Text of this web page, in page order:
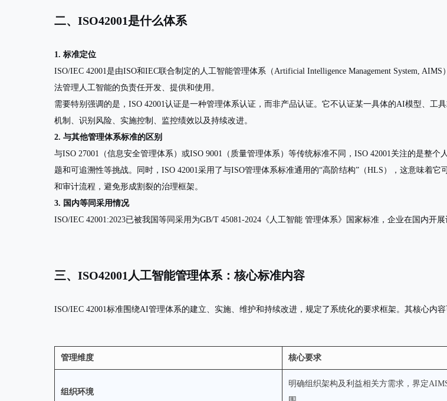
二、ISO42001是什么体系
1. 标准定位
ISO/IEC 42001是由ISO和IEC联合制定的 人工智能管理体系（Artificial Intelligence Management System, AIMS
法管理人工智能的负责任开发、提供和使用。
需要特别强调的是，ISO 42001认证是一种管理体系认证 ，而非产品认证。它不认证某一具体的AI模型、工
机制、识别风险、实施控制、监控绩效以及持续改进。
2. 与其他管理体系标准的区别
与ISO 27001（信息安全管理体系）或ISO 9001（质量管理体系）等传统标准不同，ISO 42001关注的是整
题和可追溯性等挑战。同时，ISO 42001采用了与ISO管理体系标准通用的“高阶结构”（HLS），这意味着
和审计流程，避免形成割裂的治理框架。
3. 国内等同采用情况
ISO/IEC 42001:2023已被我国等同采用为GB/T 45081-2024《人工智能 管理体系》 国家标准，企业在国内开
三、ISO42001人工智能管理体系：核心标准内容
ISO/IEC 42001标准围绕AI管理体系的建立、实施、维护和持续改进，规定了系统化的要求框架。其核心内容
管理维度 核心要求
组织环境
明确组织架构及利益相关方需求，界定